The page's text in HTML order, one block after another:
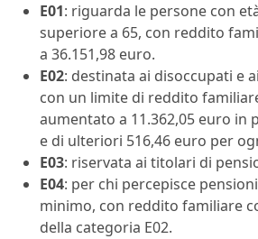
E01: riguarda le persone con
superiore a 65, con reddito
a 36.151,98 euro.
E02: destinata ai disoccupati e
con un limite di reddito
aumentato a 11.362,05 euro in
e di ulteriori 516,46 euro per
E03: riservata ai titolari di
E04: per chi percepisce
minimo, con reddito familiare
della categoria E02.